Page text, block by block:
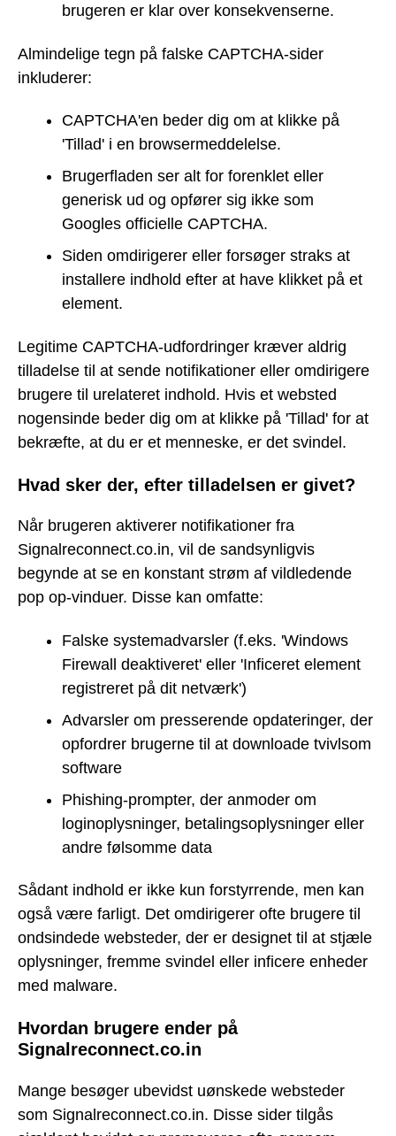
brugeren er klar over konsekvenserne.
Almindelige tegn på falske CAPTCHA-sider
inkluderer:
CAPTCHA'en beder dig om at klikke på
'Tillad' i en browsermeddelelse.
Brugerfladen ser alt for forenklet eller
generisk ud og opfører sig ikke som
Googles officielle CAPTCHA.
Siden omdirigerer eller forsøger straks at
installere indhold efter at have klikket på et
element.
Legitime CAPTCHA-udfordringer kræver aldrig
tilladelse til at sende notifikationer eller omdirigere
brugere til urelateret indhold. Hvis et websted
nogensinde beder dig om at klikke på 'Tillad' for at
bekræfte, at du er et menneske, er det svindel.
Hvad sker der, efter tilladelsen er givet?
Når brugeren aktiverer notifikationer fra
Signalreconnect.co.in, vil de sandsynligvis
begynde at se en konstant strøm af vildledende
pop op-vinduer. Disse kan omfatte:
Falske systemadvarsler (f.eks. 'Windows
Firewall deaktiveret' eller 'Inficeret element
registreret på dit netværk')
Advarsler om presserende opdateringer, der
opfordrer brugerne til at downloade tvivlsom
software
Phishing-prompter, der anmoder om
loginoplysninger, betalingsoplysninger eller
andre følsomme data
Sådant indhold er ikke kun forstyrrende, men kan
også være farligt. Det omdirigerer ofte brugere til
ondsindede websteder, der er designet til at stjæle
oplysninger, fremme svindel eller inficere enheder
med malware.
Hvordan brugere ender på
Signalreconnect.co.in
Mange besøger ubevidst uønskede websteder
som Signalreconnect.co.in. Disse sider tilgås